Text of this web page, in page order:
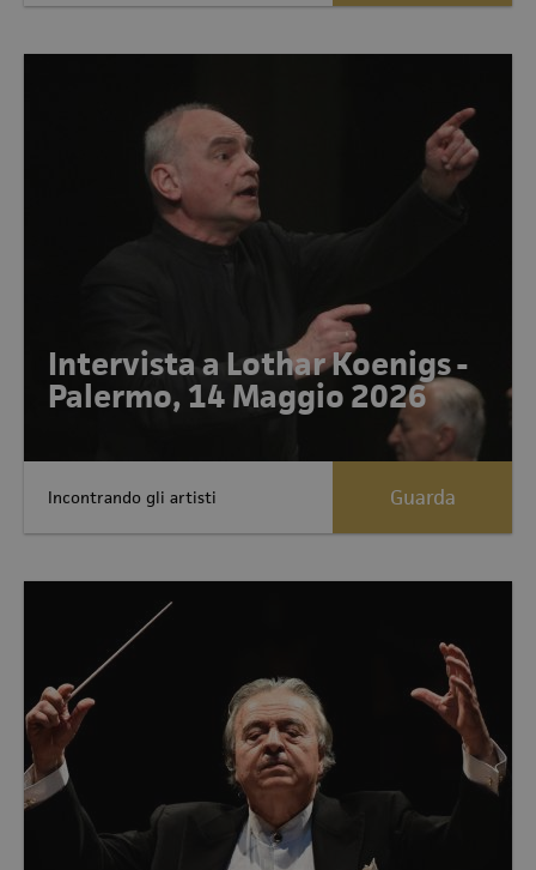
Intervista a Lothar Koenigs -
Palermo, 14 Maggio 2026
Incontrando gli artisti Guarda